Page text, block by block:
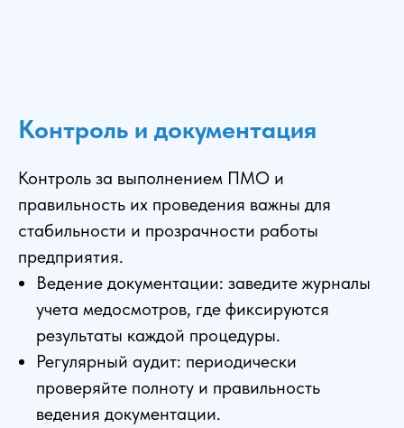
Контроль и документация
Контроль за выполнением ПМО и
правильность их проведения важны для
стабильности и прозрачности работы
предприятия.
Ведение документации: заведите журналы
учета медосмотров, где фиксируются
результаты каждой процедуры.
Регулярный аудит: периодически
проверяйте полноту и правильность
ведения документации.